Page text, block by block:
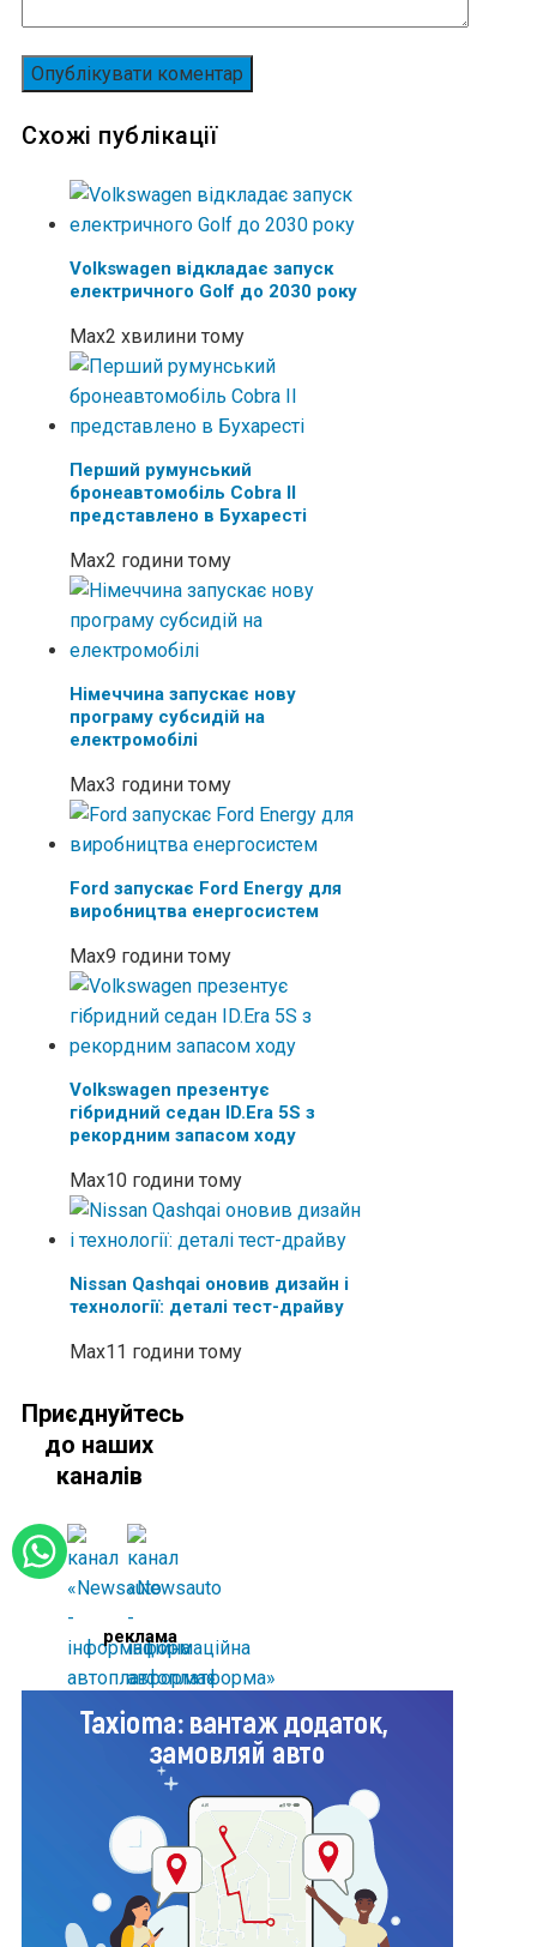
Схожі публікації
Volkswagen відкладає запуск
електричного Golf до 2030 року
Max2 хвилини тому
Перший румунський
бронеавтомобіль Cobra II
представлено в Бухаресті
Max2 години тому
Німеччина запускає нову
програму субсидій на
електромобілі
Max3 години тому
Ford запускає Ford Energy для
виробництва енергосистем
Max9 години тому
Volkswagen презентує
гібридний седан ID.Era 5S з
рекордним запасом ходу
Max10 години тому
Nissan Qashqai оновив дизайн і
технології: деталі тест-драйву
Max11 години тому
Приєднуйтесь
до наших
каналів
реклама